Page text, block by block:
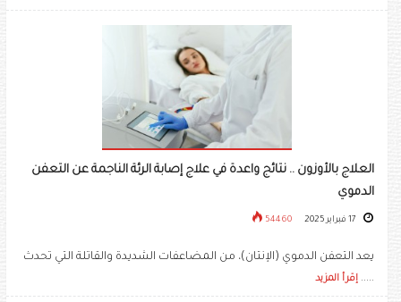
العلاج بالأوزون .. نتائج واعدة في علاج إصابة الرئة الناجمة عن التعفن
الدموي
54460
يعد التعفن الدموي (الإنتان)، من المضاعفات الشديدة والقاتلة التي تحدث
..... إقرأ المزيد